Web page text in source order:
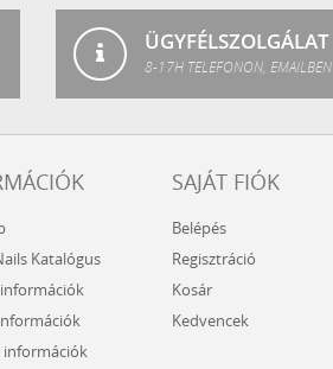
ÜGYFÉLSZOLGÁLAT
8-17H TELEFONON, EMAILBEN
Katalógus
információk
SAJÁT FIÓK
Belépés
Regisztráció
Kosár
Kedvencek